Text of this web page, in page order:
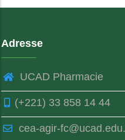
Adresse
UCAD Pharmacie
(+221) 33 858 14 44
cea-agir-